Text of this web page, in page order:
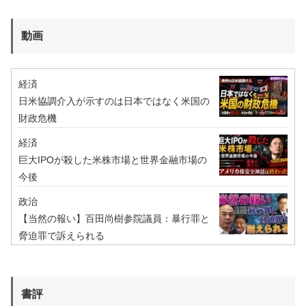
動画
経済
日米協調介入が示すのは日本ではなく米国の
財政危機
経済
巨大IPOが殺した米株市場と世界金融市場の
今後
政治
【当然の報い】百田尚樹参院議員：暴行罪と
脅迫罪で訴えられる
書評